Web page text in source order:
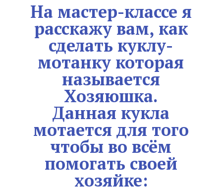
На мастер-классе я
расскажу вам, как
сделать куклу-
мотанку которая
называется
Хозяюшка.
Данная кукла
мотается для того
чтобы во всём
помогать своей
хозяйке: